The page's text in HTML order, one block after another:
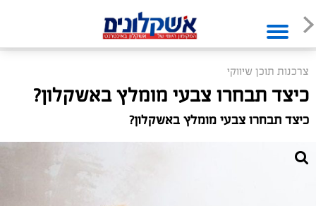
צרכנות תוכן שיווקי
כיצד תבחרו צבעי מומלץ באשקלון?
כיצד תבחרו צבעי מומלץ באשקלון?